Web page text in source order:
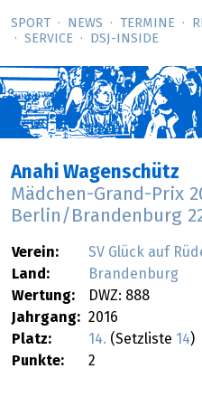
SPORT NEWS TERMINE
SERVICE
DSJ-­INSIDE
Anahi Wagenschütz
Mädchen-Grand-Prix
Berlin/Brandenburg
Verein:
SV Glück auf
Land:
Brandenburg
Wertung:
DWZ: 888
Jahrgang: 2016
Platz:
14. (Setzliste 14)
Punkte:
2